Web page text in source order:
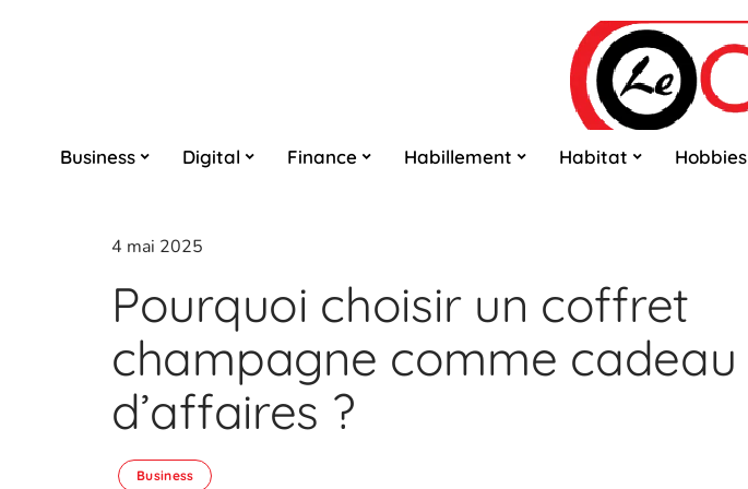
Business Digital Finance Habillement Habitat Hobbies
4 mai 2025
Pourquoi choisir un coffret
champagne comme cadeau
d’affaires ?
Business